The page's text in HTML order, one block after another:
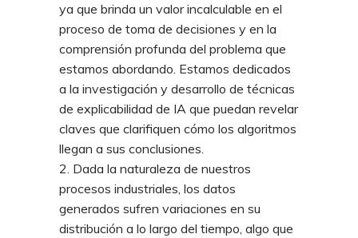
ya que brinda un valor incalculable en el
proceso de toma de decisiones y en la
comprensión profunda del problema que
estamos abordando. Estamos dedicados
a la investigación y desarrollo de técnicas
de explicabilidad de IA que puedan revelar
claves que clarifiquen cómo los algoritmos
llegan a sus conclusiones.
Dada la naturaleza de nuestros
procesos industriales, los datos
generados sufren variaciones en su
distribución a lo largo del tiempo, algo que